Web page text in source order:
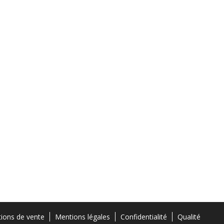
de vente Mentions légales Confidentialité
Qualité